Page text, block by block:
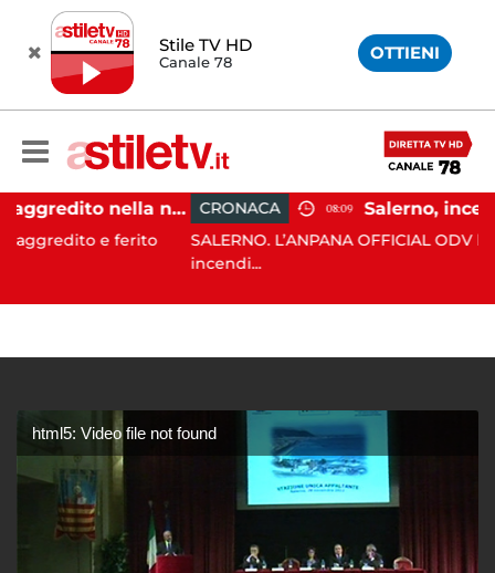
Stile TV HD
Canale 78 OTTIENI
Eboli, uomo aggredito nella notte: indagini in corso
e ferito
CRONACA 08:09
SALERNO. L’ANPANA OFFICIAL ODV ha
html5: Video file not found